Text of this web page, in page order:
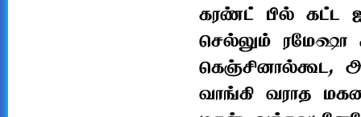
கரண்ட் பில் கட்ட
செல்லும் ரமேஷா
கெஞ்சினால்கூட,
வாங்கி வராத